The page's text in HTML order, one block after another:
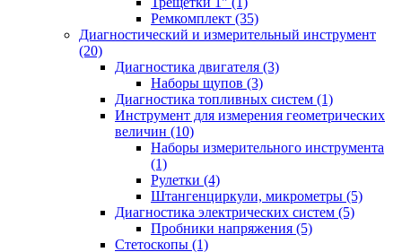
Ремкомплект (35)
Диагностический и измерительный инструмент
(20)
Диагностика двигателя (3)
Наборы щупов (3)
Диагностика топливных систем (1)
Инструмент для измерения геометрических
величин (10)
Наборы измерительного инструмента
(1)
Рулетки (4)
Штангенциркули, микрометры (5)
Диагностика электрических систем (5)
Пробники напряжения (5)
Стетоскопы (1)